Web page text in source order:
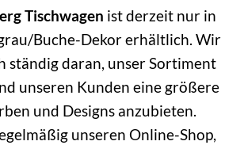
Tischwagen ist derzeit nur in
Buche-Dekor erhältlich. Wir
ständig daran, unser Sortiment
unseren Kunden eine größere
und Designs anzubieten.
unseren Online-Shop,